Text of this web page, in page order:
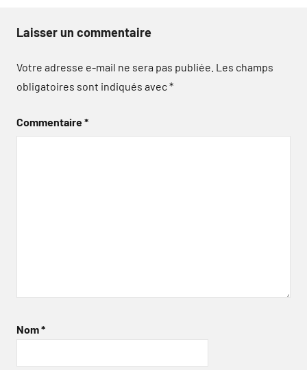
Laisser un commentaire
Votre adresse e-mail ne sera pas publiée. Les champs
obligatoires sont indiqués avec*
Commentaire*
Nom*